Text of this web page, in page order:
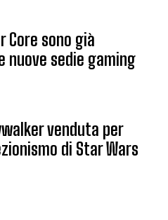
Core sono già
nuove sedie gaming
venduta per
di Star Wars